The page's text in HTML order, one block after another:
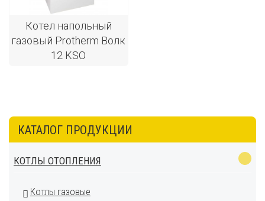
Котел напольный
газовый Protherm Волк
12 KSO
КАТАЛОГ ПРОДУКЦИИ
КОТЛЫ ОТОПЛЕНИЯ
Котлы газовые